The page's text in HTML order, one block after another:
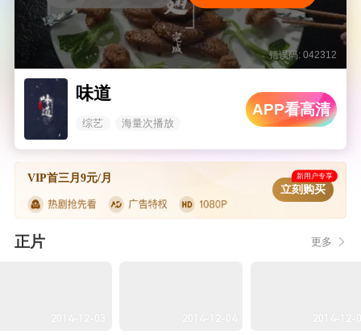
错误码: 042312
味道
综艺 海量次播放
APP看高清
VIP首三月9元/月 新用户专享
立刻购买
正片 更多
2014-12-03 2014-12-04 2014-12-